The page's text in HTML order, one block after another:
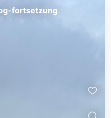
fortsetzung